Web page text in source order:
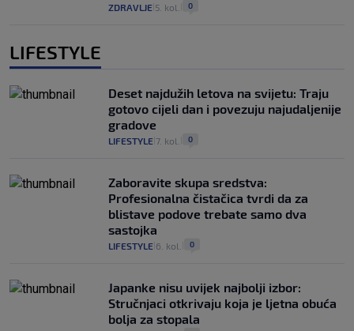
ZDRAVLJE 5. kol. 0
LIFESTYLE
Deset najdužih letova na svijetu: Traju
gotovo cijeli dan i povezuju najudaljenije
gradove
LIFESTYLE 7. kol. 0
Zaboravite skupa sredstva:
Profesionalna čistačica tvrdi da za
blistave podove trebate samo dva
sastojka
LIFESTYLE 6. kol. 0
Japanke nisu uvijek najbolji izbor:
Stručnjaci otkrivaju koja je ljetna obuća
bolja za stopala